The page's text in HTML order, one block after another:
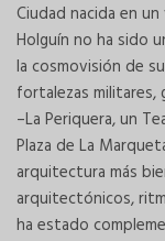
Ciudad nacida en
Holguín no ha sido
la cosmovisión de
fortalezas militares,
–La Periquera, un
Plaza de La
arquitectura más
arquitectónicos,
ha estado